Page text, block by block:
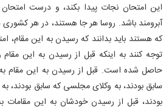
این امتحان نجات پیدا بکند، و درست
آبرومند باشد. روسا هر جا هستند، در هر
که هستند باید بدانند که رسیدن به این
توجه کنند به اینکه قبل از رسیدن به این
حاصل شده است. قبل از رسیدن به این مقام
سابق بودند، به وکلای مجلسی که سابق بودند،
بودند، قبل از رسیدن خودشان به این مقامات